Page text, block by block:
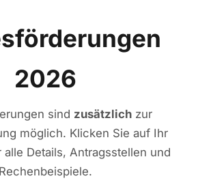
2026
sind zusätzlichzur
möglich. Klicken Sie auf Ihr
alle Details, Antragsstellen und
Rechenbeispiele.